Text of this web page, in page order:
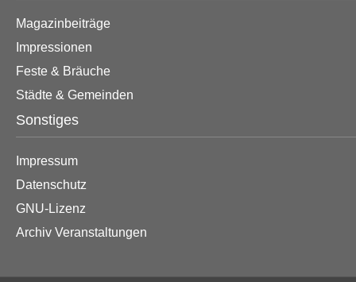
Magazinbeiträge
Impressionen
Feste & Bräuche
Städte & Gemeinden
Sonstiges
Impressum
Datenschutz
GNU-Lizenz
Archiv Veranstaltungen